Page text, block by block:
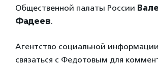
Общественной палаты России
Фадеев.
Агентство социальной
связаться с Федотовым для